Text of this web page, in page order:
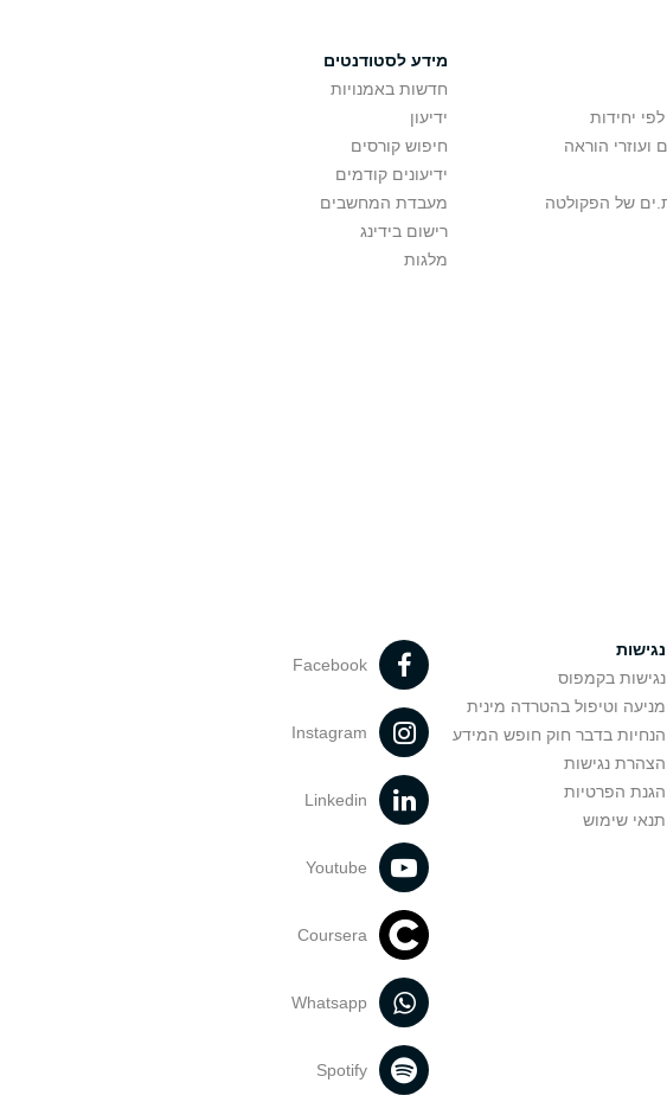
יחידות
ועוזרי הוראה
של הפקולטה
מידע לסטודנטים
חדשות באמנויות
ידיעון
חיפוש קורסים
ידיעונים קודמים
מעבדת המחשבים
רישום בידינג
מלגות
נגישות
נגישות בקמפוס
מניעה וטיפול בהטרדה מינית
הנחיות בדבר חוק חופש המידע
הצהרת נגישות
הגנת הפרטיות
תנאי שימוש
Facebook
Instagram
Linkedin
Youtube
Coursera
Whatsapp
Spotify